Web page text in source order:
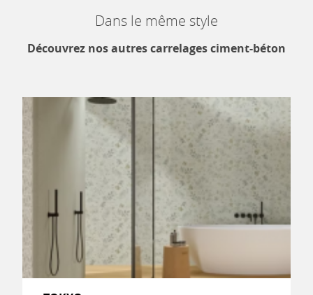
Dans le même style
Découvrez nos autres carrelages ciment-béton